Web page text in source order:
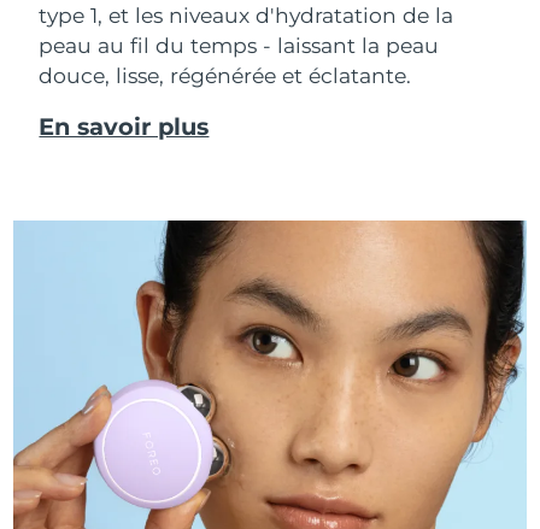
type 1, et les niveaux d'hydratation de la
peau au fil du temps - laissant la peau
douce, lisse, régénérée et éclatante.
En savoir plus